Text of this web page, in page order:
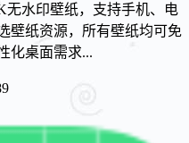
无水印壁纸，支持手机、电
壁纸资源，所有壁纸均可免
化桌面需求...